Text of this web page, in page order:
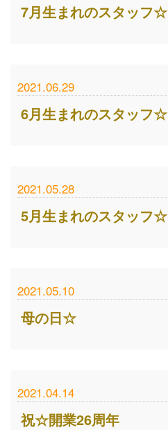
7月生まれのスタッフ☆
2021.06.29
6月生まれのスタッフ☆
2021.05.28
5月生まれのスタッフ☆
2021.05.10
母の日☆
2021.04.14
祝☆開業26周年